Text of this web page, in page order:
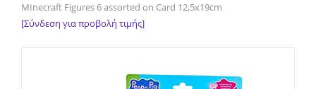
MInecraft Figures 6 assorted on Card 12,5x19cm
[Σύνδεση για προβολή τιμής]